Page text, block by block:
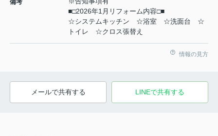
備考
■□2026年1月リフォーム内容□■
☆システムキッチン ☆浴室 ☆洗面台 ☆
トイレ ☆クロス張替え
情報の見方
メールで共有する LINEで共有する